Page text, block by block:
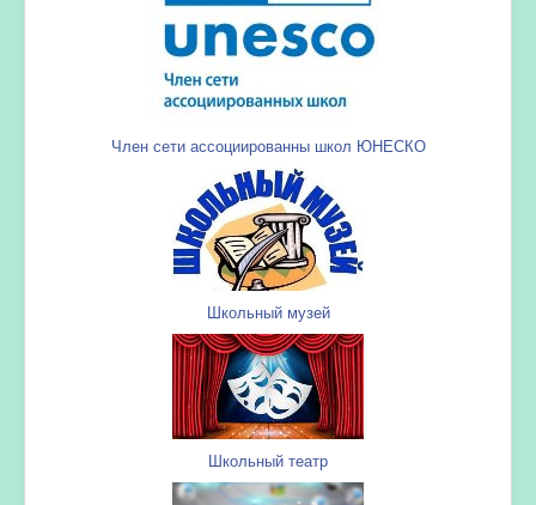
Член сети ассоциированны школ ЮНЕСКО
Школьный музей
Школьный театр